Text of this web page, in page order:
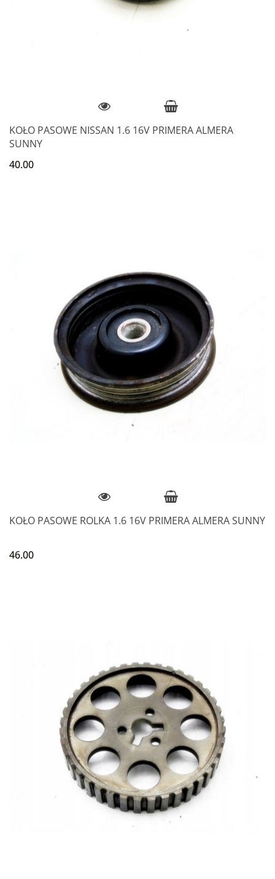
KOŁO PASOWE NISSAN 1.6 16V PRIMERA ALMERA
SUNNY
40.00
KOŁO PASOWE ROLKA 1.6 16V PRIMERA ALMERA SUNNY
46.00